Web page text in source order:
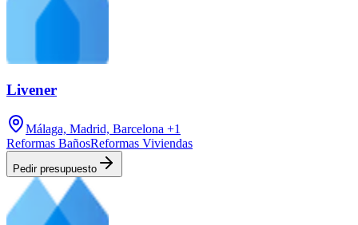
Livener
Málaga, Madrid, Barcelona +1
Reformas BañosReformas Viviendas
Pedir presupuesto